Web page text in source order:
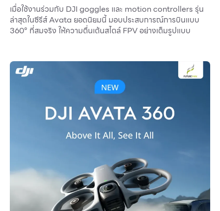
Directory
Services
Future City
Employment Application
Future Park Benefit
เมื่อใช้งานร่วมกับ DJI goggles และ motion controllers รุ่น
ล่าสุดในซีรีส์ Avata ยอดนิยมนี้ มอบประสบการณ์การบินแบบ
360° ที่สมจริง ให้ความตื่นเต้นสไตล์ FPV อย่างเต็มรูปแบบ